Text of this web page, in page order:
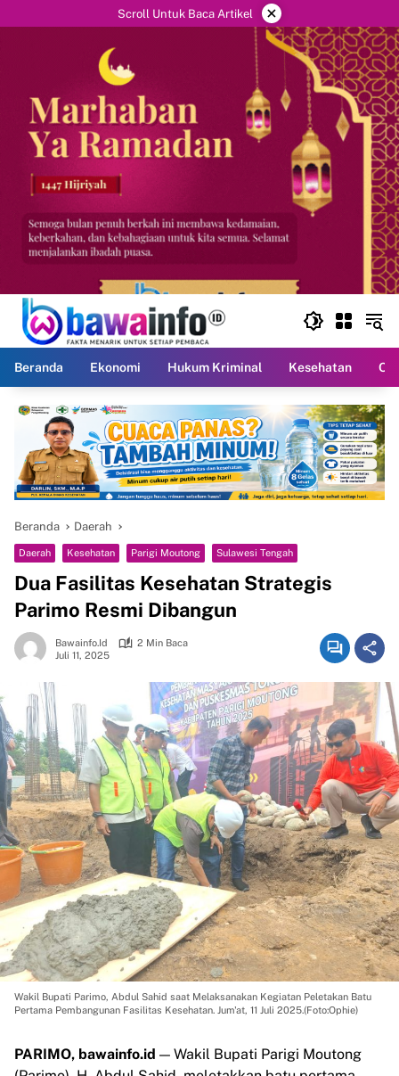
ke
Scroll Untuk Baca Artikel ×
Beranda Ekonomi Hukum Kriminal Kesehatan
Beranda Daerah
Daerah Kesehatan Parigi Moutong Sulawesi Tengah
Dua Fasilitas Kesehatan Strategis
Parimo Resmi Dibangun
Bawainfo.id
2 Min Baca
Juli 11, 2025
Wakil Bupati Parimo, Abdul Sahid saat Melaksanakan Kegiatan Peletakan Batu
Pertama Pembangunan Fasilitas Kesehatan. Jum'at, 11 Juli 2025.(Foto:Ophie)
PARIMO, bawainfo.id — Wakil Bupati Parigi Moutong